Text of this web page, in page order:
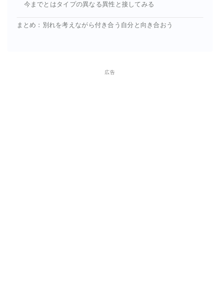
今までとはタイプの異なる異性と接してみる
まとめ：別れを考えながら付き合う自分と向き合おう
広告